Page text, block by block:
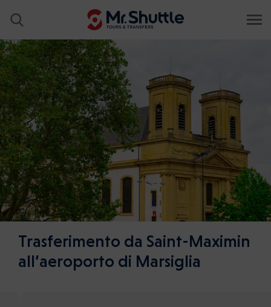
Trasferimento da Saint-Maximin
all’aeroporto di Marsiglia